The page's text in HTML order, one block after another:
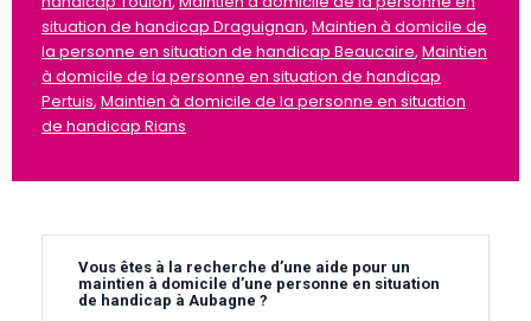
situation de handicap Draguignan, Maintien à domicile de
la personne en situation de handicap Beaucaire, Maintien
à domicile de la personne en situation de handicap
Pertuis, Maintien à domicile de la personne en situation
de handicap Rians
Vous êtes à la recherche d’une aide pour un
maintien à domicile d’une personne en situation
de handicap à Aubagne ?